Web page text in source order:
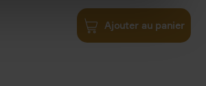
Ajouter au panier